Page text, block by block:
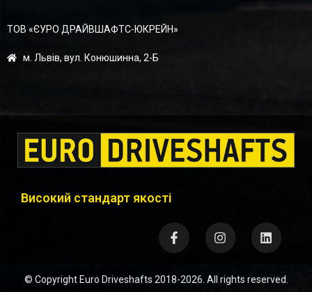
ТОВ «ЄУРО ДРАЙВШАФТC-ЮКРЕЙН»
м. Львів, вул. Конюшинна, 2-Б
Високий стандарт якості
© CopyrightEuro Driveshafts 2018-2026. All rights reserved.